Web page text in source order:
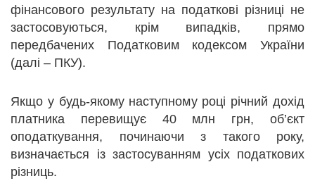
фінансового результату на податкові різниці не
застосовуються, крім випадків, прямо
передбачених Податковим кодексом України
(далі – ПКУ).
Якщо у будь-якому наступному році річний дохід
платника перевищує 40 млн грн, об’єкт
оподаткування, починаючи з такого року,
визначається із застосуванням усіх податкових
різниць.